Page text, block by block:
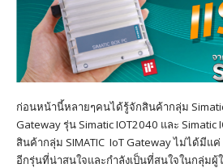
ก่อนหน้านี้หลายๆคนได้รู้จักสินค้ากลุ่ม
Gateway รุ่น Simatic IOT2040 และ
สินค้ากลุ่ม SIMATIC IoT Gateway ไม่ได้มีแ
อีกรุ่นที่น่าสนใจและกำลังเป็นที่สนใจในกลุ่ม